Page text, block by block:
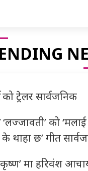
को ट्रेलर सार्वजनिक
को
के थाहा छ’ गीत
मा हरिवंश